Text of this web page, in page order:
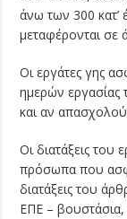
άνω των 300 κατ’
μεταφέρονται σε
Οι εργάτες γης
ημερών εργασίας
και αν
Οι διατάξεις
πρόσωπα που
διατάξεις του
ΕΠΕ – βουστάσια,